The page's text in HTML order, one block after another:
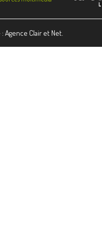
Agence Clair et Net.